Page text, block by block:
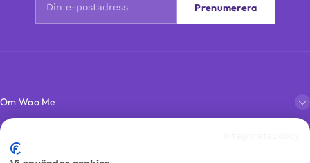
Prenumerera
Om Woo Me
Kundservice